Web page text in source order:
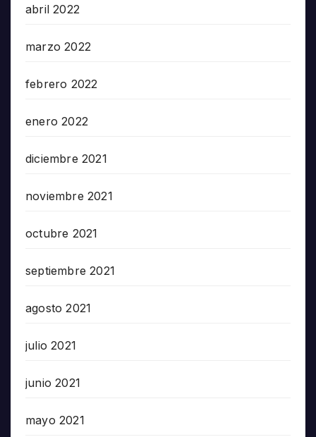
abril 2022
marzo 2022
febrero 2022
enero 2022
diciembre 2021
noviembre 2021
octubre 2021
septiembre 2021
agosto 2021
julio 2021
junio 2021
mayo 2021